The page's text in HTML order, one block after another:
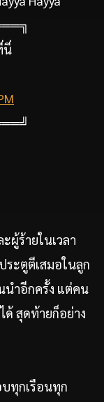
นี่
ผู้ร้ายในเวลา
ระตูตีเสมอในลูก
นำอีกครั้ง แต่คน
ด้ สุดท้ายก็อย่าง
บทุกเรือนทุก